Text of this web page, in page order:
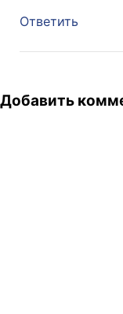
Ответить
Добавить